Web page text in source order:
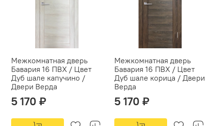
Межкомнатная дверь
Бавария 16 ПВХ / Цвет
Дуб шале капучино /
Двери Верда
5 170 ₽
Межкомнатная дверь
Бавария 16 ПВХ / Цвет
Дуб шале корица / Двери
Верда
5 170 ₽